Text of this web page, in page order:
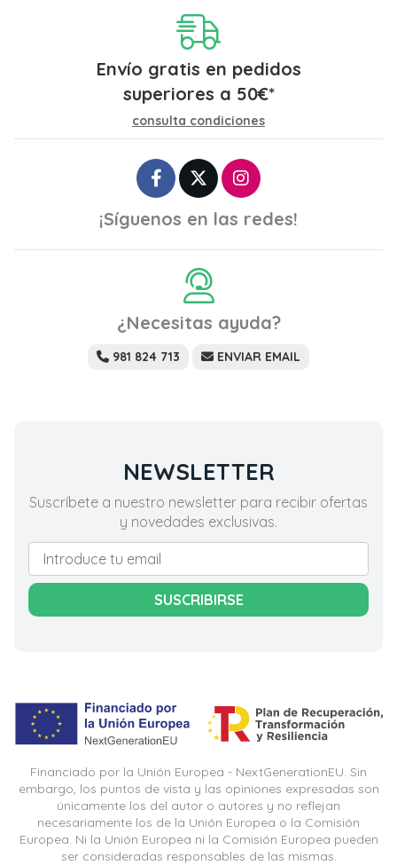
Envío gratis en pedidos
superiores a 50€*
consulta condiciones
¡Síguenos en las redes!
¿Necesitas ayuda?
981 824 713 ENVIAR EMAIL
NEWSLETTER
Suscríbete a nuestro newsletter para recibir ofertas
y novedades exclusivas.
SUSCRIBIRSE
Financiado por la Unión Europea - NextGenerationEU. Sin
embargo, los puntos de vista y las opiniones expresadas son
únicamente los del autor o autores y no reflejan
necesariamente los de la Unión Europea o la Comisión
Europea. Ni la Unión Europea ni la Comisión Europea pueden
ser consideradas responsables de las mismas.